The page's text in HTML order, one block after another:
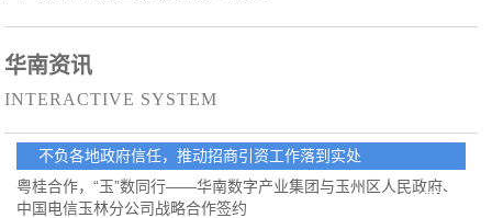
华南资讯
INTERACTIVE SYSTEM
不负各地政府信任，推动招商引资工作落到实处
粤桂合作，“玉”数同行——华南数字产业集团与玉州区人民政府、
中国电信玉林分公司战略合作签约